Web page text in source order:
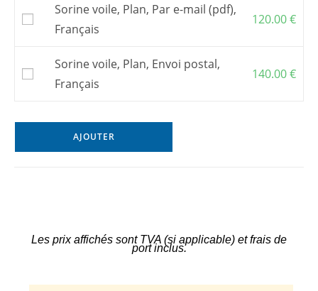
Sorine voile, Plan, Par e-mail (pdf),
Français
120.00€
Sorine voile, Plan, Envoi postal,
Français
140.00€
AJOUTER
Les prix affichés sont TVA (si applicable) et frais de
port inclus.